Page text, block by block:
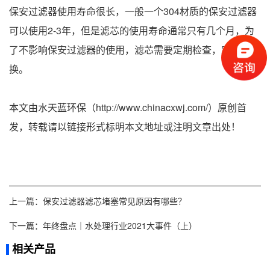
保安过滤器使用寿命很长，一般一个304材质的保安过滤器
可以使用2-3年，但是滤芯的使用寿命通常只有几个月，为
了不影响保安过滤器的使用，滤芯需要定期检查，定期更
换。
本文由水天蓝环保（http://www.chinacxwj.com/）原创首
发，转载请以链接形式标明本文地址或注明文章出处！
上一篇： 保安过滤器滤芯堵塞常见原因有哪些？
下一篇： 年终盘点｜水处理行业2021大事件（上）
相关产品